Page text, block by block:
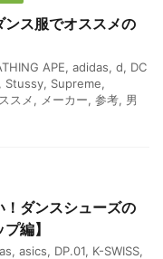
ンス服でオススメの
APE, adidas, d, DC
, Stussy, Supreme,
スメ, メーカー, 参考, 男
ダンスシューズの
編】
, asics, DP.01, K-SWISS,